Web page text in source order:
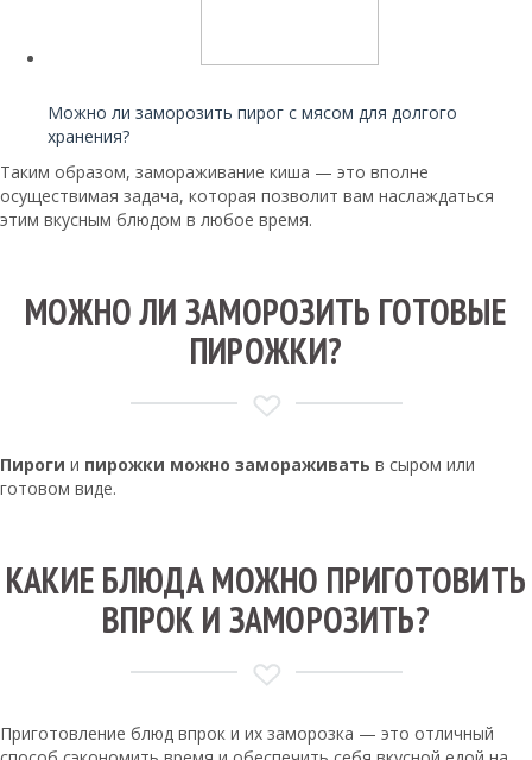
Можно ли заморозить пирог с мясом для долгого
хранения?
Таким образом, замораживание киша — это вполне
осуществимая задача, которая позволит вам наслаждаться
этим вкусным блюдом в любое время.
МОЖНО ЛИ ЗАМОРОЗИТЬ ГОТОВЫЕ
ПИРОЖКИ?
Пироги и пирожки можно замораживать в сыром или
готовом виде.
КАКИЕ БЛЮДА МОЖНО ПРИГОТОВИТЬ
ВПРОК И ЗАМОРОЗИТЬ?
Приготовление блюд впрок и их заморозка — это отличный